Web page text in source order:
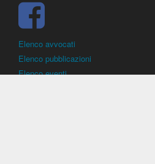
Elenco avvocati
Elenco pubblicazioni
Elenco eventi